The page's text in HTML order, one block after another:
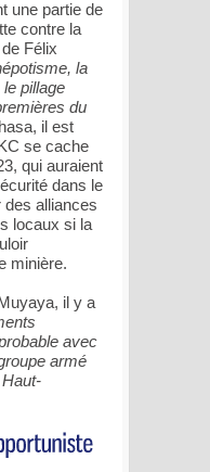
une partie de
contre la
Félix
la
pillage
du
il est
se cache
qui auraient
dans le
des alliances
locaux si la
minière.
il y a
avec
armé